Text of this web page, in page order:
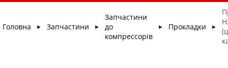
Головна ► Запчастини ►
Запчастини
до
компрессорів
► Прокладки ►